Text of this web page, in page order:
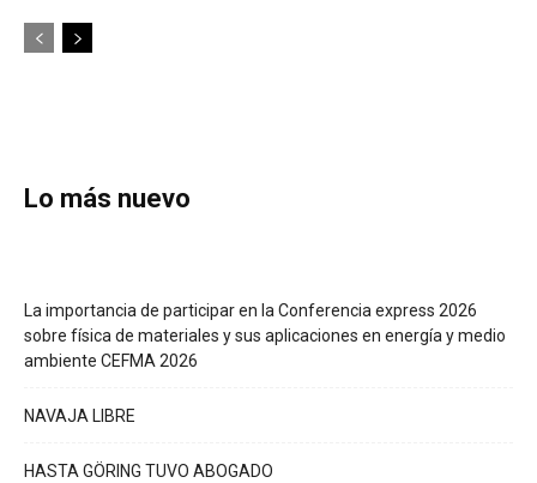
Lo más nuevo
La importancia de participar en la Conferencia express 2026
sobre física de materiales y sus aplicaciones en energía y medio
ambiente CEFMA 2026
NAVAJA LIBRE
HASTA GÖRING TUVO ABOGADO